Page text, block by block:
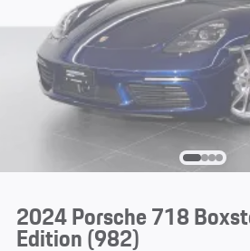
2024 Porsche 718
Edition(982)